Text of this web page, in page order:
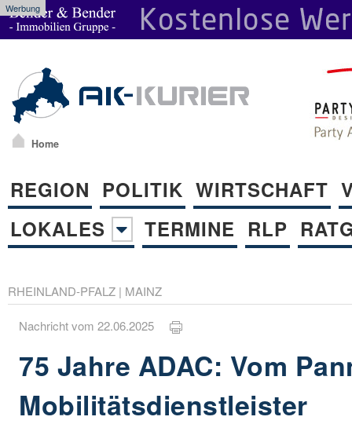
Werbung
Home
REGION POLITIK WIRTSCHAFT
LOKALES
TERMINE RLP
RHEINLAND-PFALZ | MAINZ
Nachricht vom 22.06.2025
75 Jahre ADAC: Vom
Mobilitätsdienstleister